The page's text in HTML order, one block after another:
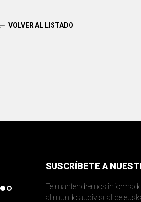
VOLVER AL LISTADO
flickr
SUSCRÍBETE A
Te mantendremos
al mundo audivisual